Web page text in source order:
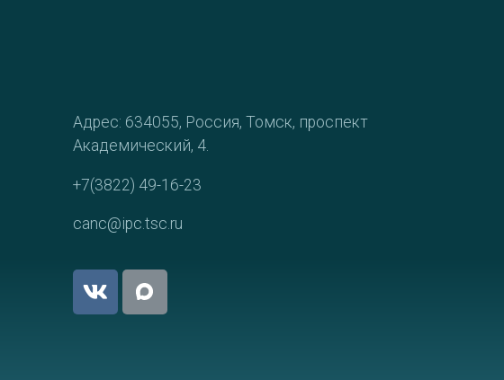
Адрес: 634055, Россия, Томск, проспект
Академический, 4.
+7(3822) 49-16-23
canc@ipc.tsc.ru